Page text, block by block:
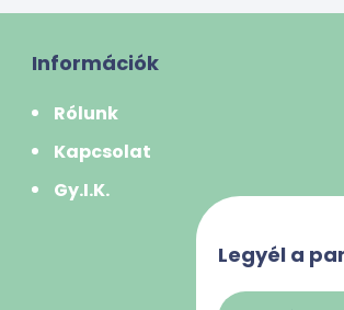
Információk
Rólunk
Kapcsolat
Gy.I.K.
Legyél a